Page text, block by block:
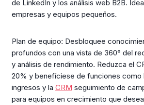
de LinkedIn y los análisis web B2B.
empresas y equipos pequeños.
Plan de equipo: Desbloquee
profundos con una vista de 360° del
y análisis de rendimiento. Reduzca el
20% y benefíciese de funciones como
ingresos y la CRM seguimiento de
para equipos en crecimiento que